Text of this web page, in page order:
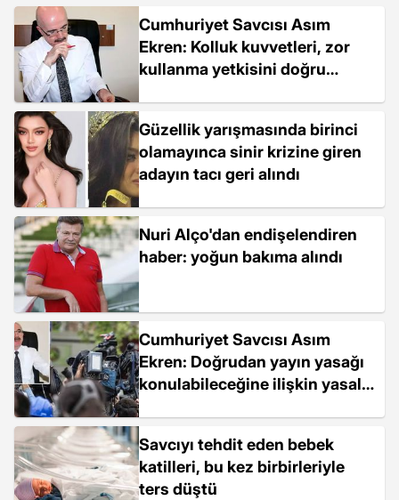
Cumhuriyet Savcısı Asım
Ekren: Kolluk kuvvetleri, zor
kullanma yetkisini doğru
Güzellik yarışmasında birinci
olamayınca sinir krizine giren
adayın tacı geri alındı
Nuri Alço'dan endişelendiren
haber: yoğun bakıma alındı
Cumhuriyet Savcısı Asım
Ekren: Doğrudan yayın yasağı
konulabileceğine ilişkin yasal
Savcıyı tehdit eden bebek
katilleri, bu kez birbirleriyle
ters düştü